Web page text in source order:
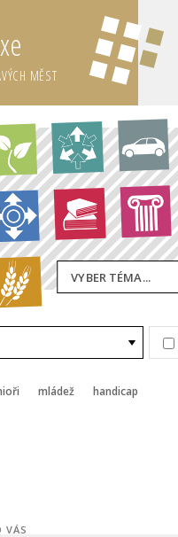
MĚST
VYBER TÉMA...
mládež handicap
VÁS